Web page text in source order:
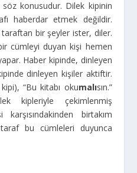
konusudur. Dilek kipinin
haberdar etmek değildir.
bir şeyler ister, diler.
cümleyi duyan kişi hemen
Haber kipinde, dinleyen
dinleyen kişiler aktiftir.
“Bu kitabı okumalısın.”
kipleriyle çekimlenmiş
birtakım
bu cümleleri duyunca